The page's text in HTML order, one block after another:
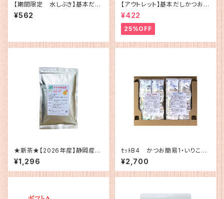
【期間限定 水しぶき】基本だし
かつお（5g×12）
¥562
【アウトレット】基本だしかつお
（5g×12）
¥422
25%OFF
★新茶★【2026年産】静岡産
ひごろのお茶200g
¥1,296
ｾｯﾄB4 かつお簡易1・いりこ簡
易１
¥2,700